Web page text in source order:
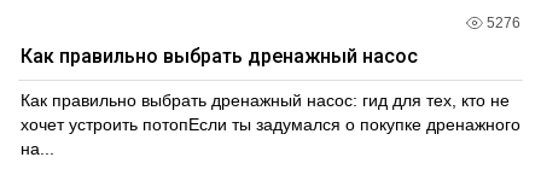
5276
Как правильно выбрать дренажный насос
Как правильно выбрать дренажный насос: гид для тех, кто не
хочет устроить потопЕсли ты задумался о покупке дренажного
на...